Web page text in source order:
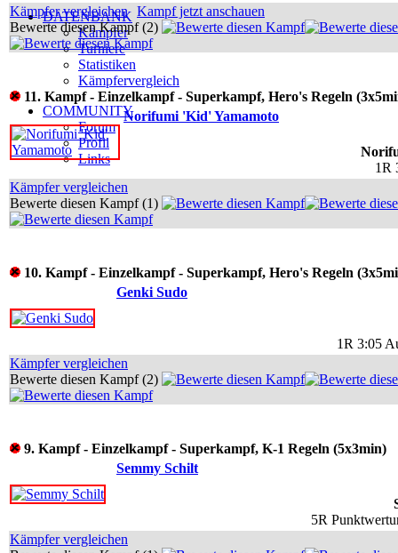
DATENBANK
Kämpfer
Turniere
Statistiken
Kämpfervergleich
COMMUNITY
Forum
Profil
Links
Kämpfer vergleichen Kampf jetzt anschauen
Bewerte diesen Kampf (2)
11. Kampf - Einzelkampf - Superkampf, Hero's Regeln
Norifumi 'Kid' Yamamoto
1R
Kämpfer vergleichen
Bewerte diesen Kampf (1)
10. Kampf - Einzelkampf - Superkampf, Hero's Regeln
Genki Sudo
1R 3:05
Kämpfer vergleichen
Bewerte diesen Kampf (2)
9. Kampf - Einzelkampf - Superkampf, K-1 Regeln (5x3min)
Semmy Schilt
5R
Kämpfer vergleichen